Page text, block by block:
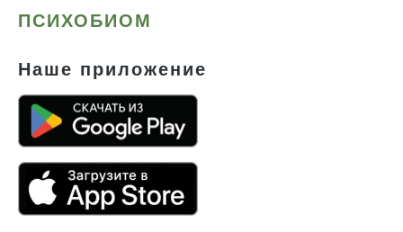
ПСИХОБИОМ
Наше приложение